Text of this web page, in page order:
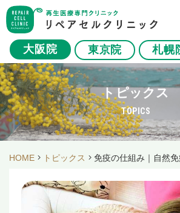
大阪院 東京院 札幌
トピックス
TOPICS
HOME トピックス 免疫の仕組み｜自然